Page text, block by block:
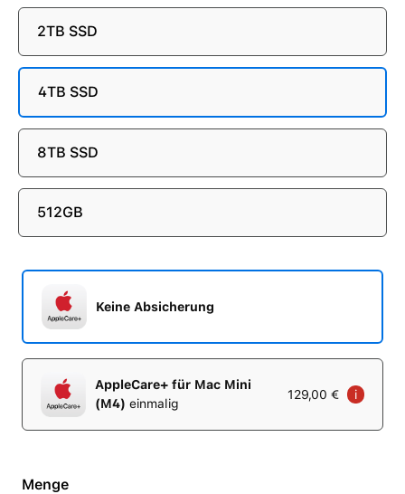
2TB SSD
4TB SSD
8TB SSD
512GB
Keine Absicherung
AppleCare+ für Mac Mini
(M4) einmalig
129,00 € i
Menge